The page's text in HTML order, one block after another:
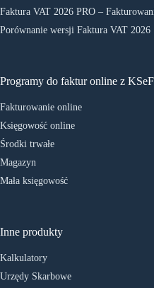
Faktura VAT 2026 PRO –
Porównanie wersji Faktura VAT 2026
Programy do faktur online z KSeF
Fakturowanie online
Księgowość online
Środki trwałe
Magazyn
Mała księgowość
Inne produkty
Kalkulatory
Urzędy Skarbowe